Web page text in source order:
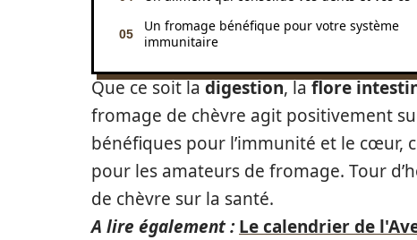
Un fromage bénéfique pour votre système
immunitaire
Que ce soit ladigestion, laflore
fromage de chèvre agit positivement
bénéfiques pour l’immunité et le cœur,
pour les amateurs de fromage. Tour
de chèvre sur la santé.
A lire également : Le calendrier de